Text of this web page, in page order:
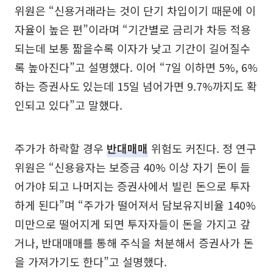
위원은 “신용거래라는 것이 단기 차입이기 때문에 이
자율이 높은 편”이라며 “기간별로 금리가 차등 적용
되는데 보통 짧을수록 이자가 낮고 기간이 길어질수
록 높아진다”고 설명했다. 이어 “7일 이하면 5%, 6%
하는 증권사도 있는데 15일 넘어가면 9.7%까지도 확
인되고 있다”고 말했다.
주가가 하락할 경우 반대매매위험도 커진다. 정 연구
위원은 “신용융자는 보증금 40% 이상 자기 돈이 들
어가야 되고 나머지는 증권사에서 빌린 돈으로 투자
하게 된다”며 “주가가 떨어져서 담보유지비율 140%
미만으로 떨어지게 되면 투자자들이 돈을 가지고 갚
거나, 반대매매를 통해 주식을 처분해서 증권사가 돈
을 가져가기도 한다”고 설명했다.